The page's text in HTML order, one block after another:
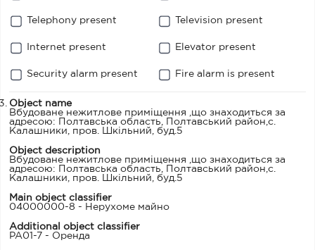
Telephony present Television present
Internet present Elevator present
Security alarm present Fire alarm is present
Object name
Вбудоване нежитлове приміщення ,що знаходиться за
адресою: Полтавська область, Полтавський район,с.
Калашники, пров. Шкільний, буд.5
Object description
Вбудоване нежитлове приміщення ,що знаходиться за
адресою: Полтавська область, Полтавський район,с.
Калашники, пров. Шкільний, буд.5
Main object classifier
04000000-8 - Нерухоме майно
Additional object classifier
PA01-7 - Оренда